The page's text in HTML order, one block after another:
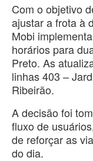
Com o objetivo
ajustar a frota à
Mobi
horários para
Preto. As
linhas 403 –
Ribeirão.
A decisão foi
fluxo de
de reforçar as
do dia.